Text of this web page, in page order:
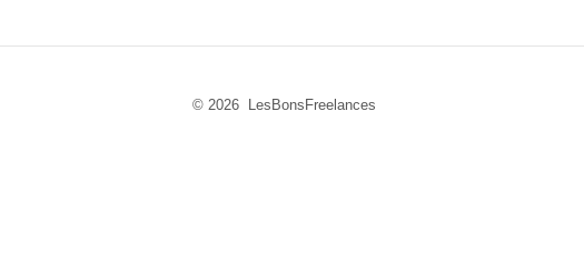
© 2026 LesBonsFreelances